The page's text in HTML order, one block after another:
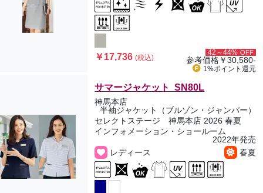
￥17,736(税込)
42～44% OFF
参考価格￥30,580-
1%ポイント 還元
サマージャケット SN80L
神馬本店
半袖ジャケット（ブルゾン・ジャンパー）
セレクトステージ 神馬本店 2026 春夏
インフォメーション・ショールーム
2022年発売
レディース
春夏